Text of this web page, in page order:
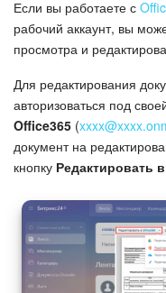
Безопасность
Тарифы и
С чего начать
AI в Битрикс24
Лента
Задачи
Если вы работаете с
рабочий аккаунт, вы
просмотра и
Для редактирования
авторизоваться под
Office365 (
документ на
кнопку Редактировать